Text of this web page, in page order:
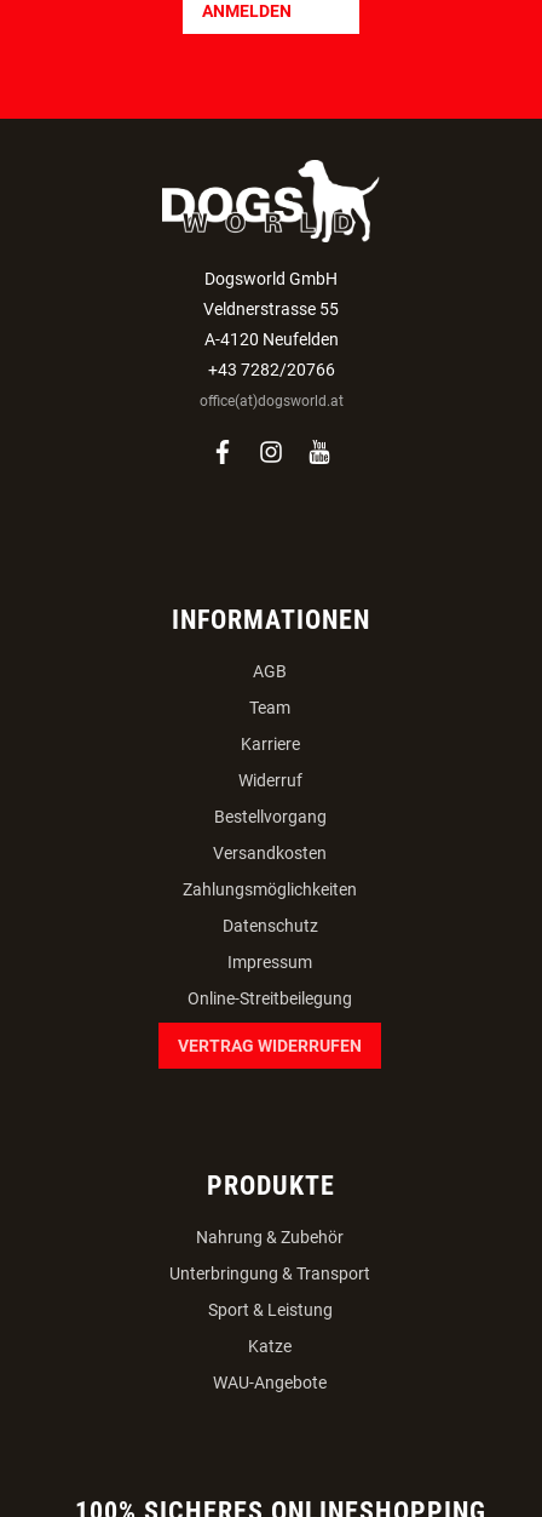
ANMELDEN
Dogsworld GmbH
Veldnerstrasse 55
A-4120 Neufelden
+43 7282/20766
office(at)dogsworld.at
facebook
instagram
youtube
INFORMATIONEN
AGB
Team
Karriere
Widerruf
Bestellvorgang
Versandkosten
Zahlungsmöglichkeiten
Datenschutz
Impressum
Online-Streitbeilegung
VERTRAG WIDERRUFEN
PRODUKTE
Nahrung & Zubehör
Unterbringung & Transport
Sport & Leistung
Katze
WAU-Angebote